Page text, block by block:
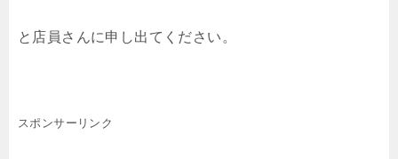
と店員さんに申し出てください。
スポンサーリンク